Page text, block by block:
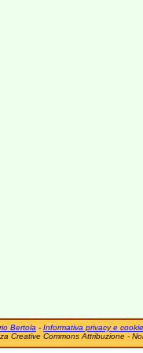
Bertola - Informativa privacy e cookie
Creative Commons Attribuzione -